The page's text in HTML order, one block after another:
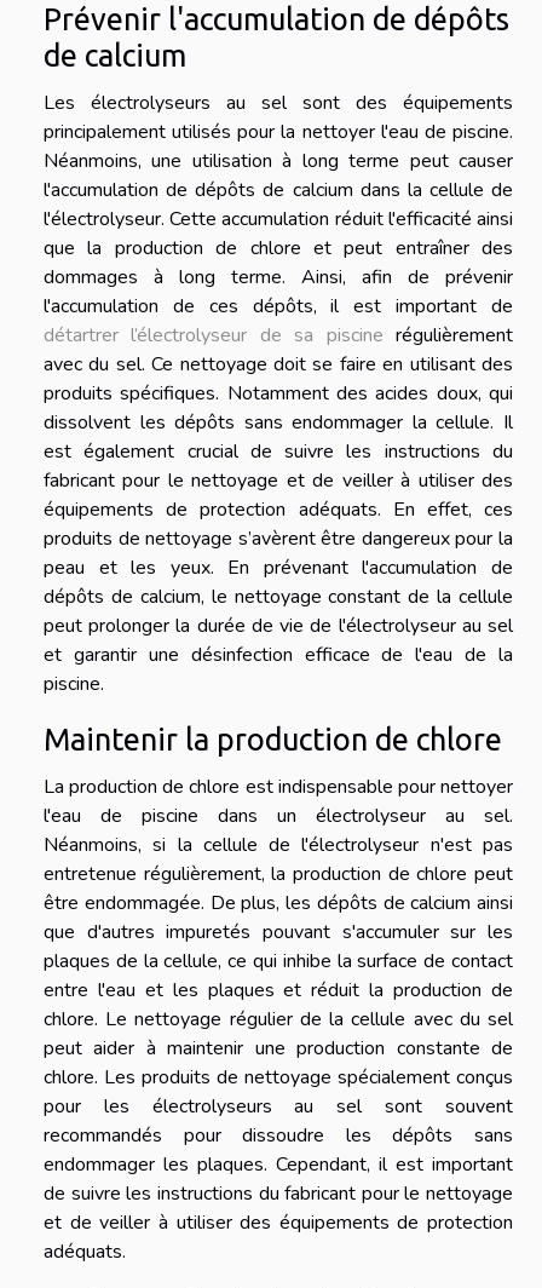
Prévenir l'accumulation de dépôts
de calcium
Les électrolyseurs au sel sont des équipements
principalement utilisés pour la nettoyer l'eau de piscine.
Néanmoins, une utilisation à long terme peut causer
l'accumulation de dépôts de calcium dans la cellule de
l'électrolyseur. Cette accumulation réduit l'efficacité ainsi
que la production de chlore et peut entraîner des
dommages à long terme. Ainsi, afin de prévenir
l'accumulation de ces dépôts, il est important de
détartrer l’électrolyseur de sa piscine régulièrement
avec du sel. Ce nettoyage doit se faire en utilisant des
produits spécifiques. Notamment des acides doux, qui
dissolvent les dépôts sans endommager la cellule. Il
est également crucial de suivre les instructions du
fabricant pour le nettoyage et de veiller à utiliser des
équipements de protection adéquats. En effet, ces
produits de nettoyage s’avèrent être dangereux pour la
peau et les yeux. En prévenant l'accumulation de
dépôts de calcium, le nettoyage constant de la cellule
peut prolonger la durée de vie de l'électrolyseur au sel
et garantir une désinfection efficace de l'eau de la
piscine.
Maintenir la production de chlore
La production de chlore est indispensable pour nettoyer
l'eau de piscine dans un électrolyseur au sel.
Néanmoins, si la cellule de l'électrolyseur n'est pas
entretenue régulièrement, la production de chlore peut
être endommagée. De plus, les dépôts de calcium ainsi
que d'autres impuretés pouvant s'accumuler sur les
plaques de la cellule, ce qui inhibe la surface de contact
entre l'eau et les plaques et réduit la production de
chlore. Le nettoyage régulier de la cellule avec du sel
peut aider à maintenir une production constante de
chlore. Les produits de nettoyage spécialement conçus
pour les électrolyseurs au sel sont souvent
recommandés pour dissoudre les dépôts sans
endommager les plaques. Cependant, il est important
de suivre les instructions du fabricant pour le nettoyage
et de veiller à utiliser des équipements de protection
adéquats.